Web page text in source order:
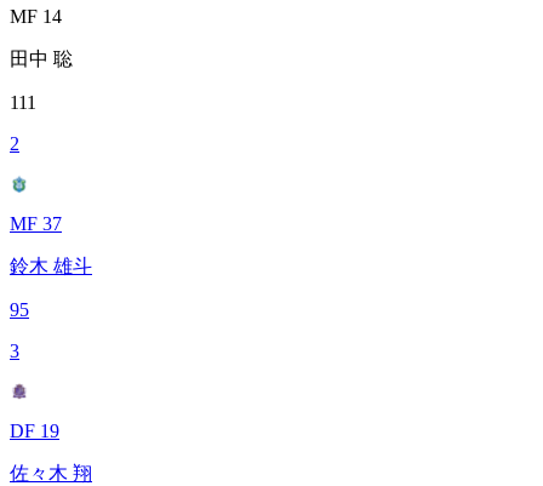
MF 14
田中 聡
111
2
MF 37
鈴木 雄斗
95
3
DF 19
佐々木 翔